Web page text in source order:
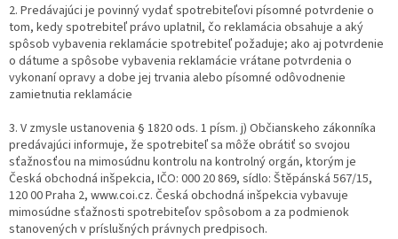
2. Predávajúci je povinný vydať spotrebiteľovi písomné potvrdenie o
tom, kedy spotrebiteľ právo uplatnil, čo reklamácia obsahuje a aký
spôsob vybavenia reklamácie spotrebiteľ požaduje; ako aj potvrdenie
o dátume a spôsobe vybavenia reklamácie vrátane potvrdenia o
vykonaní opravy a dobe jej trvania alebo písomné odôvodnenie
zamietnutia reklamácie
3. V zmysle ustanovenia § 1820 ods. 1 písm. j) Občianskeho zákonníka
predávajúci informuje, že spotrebiteľ sa môže obrátiť so svojou
sťažnosťou na mimosúdnu kontrolu na kontrolný orgán, ktorým je
Česká obchodná inšpekcia, IČO: 000 20 869, sídlo: Štěpánská 567/15,
120 00 Praha 2, www.coi.cz. Česká obchodná inšpekcia vybavuje
mimosúdne sťažnosti spotrebiteľov spôsobom a za podmienok
stanovených v príslušných právnych predpisoch.